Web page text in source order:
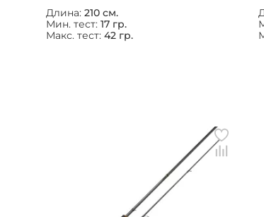
Длина: 210 см.
Мин. тест: 17 гр.
Макс. тест: 42 гр.
Email: *
Повторите пароль: *
Заполняя данную форму вы
обработкуперсональных